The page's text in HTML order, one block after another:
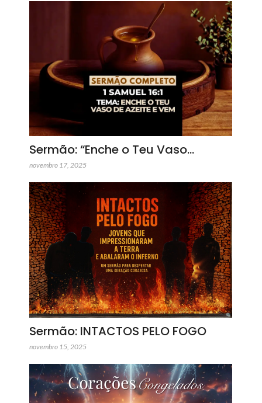
Sermão: “Enche o Teu Vaso…
novembro 17, 2025
Sermão: INTACTOS PELO FOGO
novembro 15, 2025